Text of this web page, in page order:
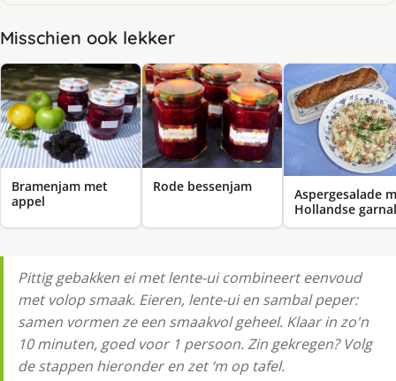
Misschien ook lekker
Bramenjam met
appel
Rode bessenjam
Aspergesalade
Hollandse
Pittig gebakken ei met lente-ui combineert eenvoud
met volop smaak. Eieren, lente-ui en sambal peper:
samen vormen ze een smaakvol geheel. Klaar in zo'n
10 minuten, goed voor 1 persoon. Zin gekregen? Volg
de stappen hieronder en zet ‘m op tafel.